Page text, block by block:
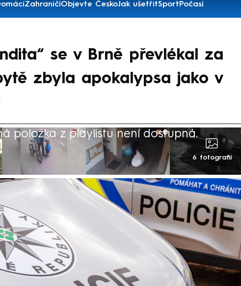
ZahraničíObjevte ČeskoJak ušetřitSportPočasí
se v Brně převlékal za
zbyla apokalypsa jako v
položka z playlistu není dostupná.
6 fotografií
nenápadný pohyb po domech a vizáž
Právě tak se měl maskovat muž, který v Brně
svědomí má mít desítky vloupání a škodu za stovky
z bytů navíc po sobě nechal puštěnou vodu a
jako vystřižená z filmu Sám doma.